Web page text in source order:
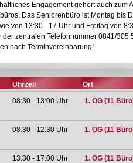
Engagement gehört auch zum
Das Seniorenbüro ist Montag bis
von 13:30 - 17 Uhr und Freitag von
der zentralen Telefonnummer 0841/305
nach Terminvereinbarung!
Uhrzeit
Ort
08:30 - 13:00 Uhr 1. OG (11
08:30 - 12:30 Uhr 1. OG (11
13:30 - 17:00 Uhr 1. OG (11